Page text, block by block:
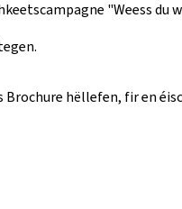
"Weess du
hëllefen, fir en